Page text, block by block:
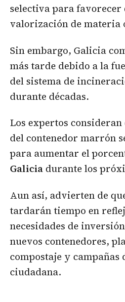
selectiva para favorecer
valorización de materia
Sin embargo, Galicia
más tarde debido a la
del sistema de
durante décadas.
Los expertos
del contenedor marrón
para aumentar el
Galicia durante los
Aun así, advierten de
tardarán tiempo en
necesidades de
nuevos contenedores,
compostaje y
ciudadana.